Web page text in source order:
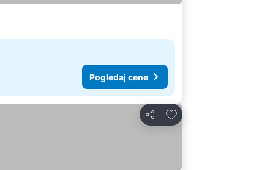
Pogledaj cene
Deli
Dodati u favorite